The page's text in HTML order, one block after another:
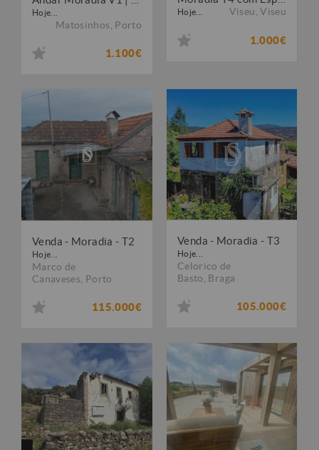
Hoje...
Matosinhos Porto
1.100€
Hoje... Viseu ,Viseu
1.000€
Venda - Moradia - T2
Hoje...
Marco de
Canaveses Porto
115.000€
Venda - Moradia - T3
Hoje...
Celorico de
Basto Braga
105.000€